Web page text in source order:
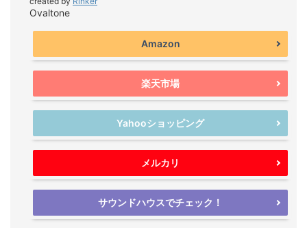
Ovaltone
Amazon
楽天市場
Yahooショッピング
メルカリ
サウンドハウスでチェック！